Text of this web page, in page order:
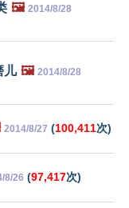
🖼️ 2014/8/28
儿 🖼️ 2014/8/28
2014/8/27 (100,411次)
8/26 (97,417次)